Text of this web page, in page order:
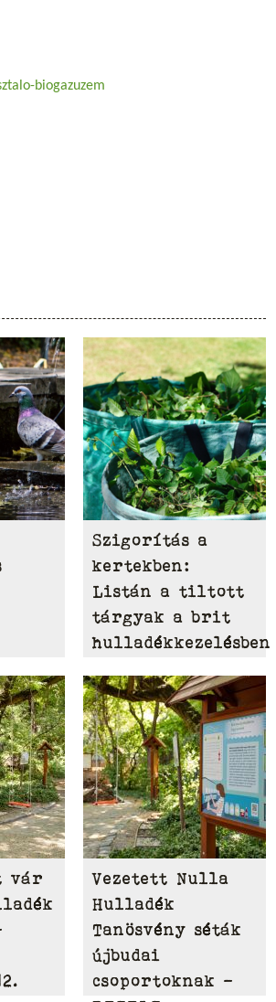
biogazuzem
Szigorítás a
kertekben:
Listán a tiltott
tárgyak a brit
hulladékkezelésben
vár
Vezetett Nulla
Hulladék
Tanösvény séták
újbudai
csoportoknak –